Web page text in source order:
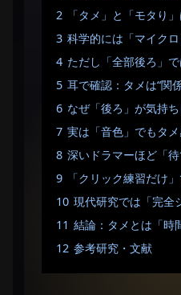
2
「タメ」と「モタり
3 科学的には「マイクロ
4 ただし「全部後ろ」
5 耳で確認：タメは“関
6 なぜ「後ろ」が気持
7 実は「音色」でもタ
8 深いドラマーほど「待
9
「クリック練習だけ
10 現代研究では「完全
11 結論：タメとは「時
12 参考研究・文献